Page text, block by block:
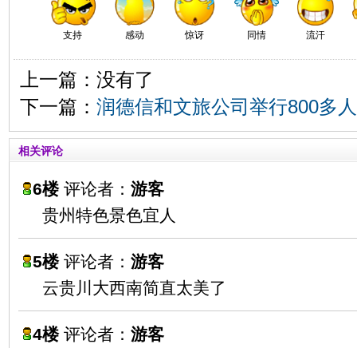
支持 感动 惊讶 同情 流汗
上一篇：没有了
下一篇： 润德信和文旅公司举行800多
相关评论
6楼评论者： 游客
贵州特色景色宜人
5楼评论者： 游客
云贵川大西南简直太美了
4楼评论者： 游客